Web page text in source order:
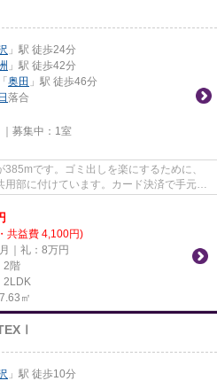
」駅 徒歩24分
」駅 徒歩42分
「 奥田 」駅 徒歩46分
落合
募集中： 1室
です。ゴミ出しを楽にするために、
部に付けています。カード決済で手元に
共益費 4,100円)
｜礼：8万円
2階
2LDK
㎡
」駅 徒歩10分